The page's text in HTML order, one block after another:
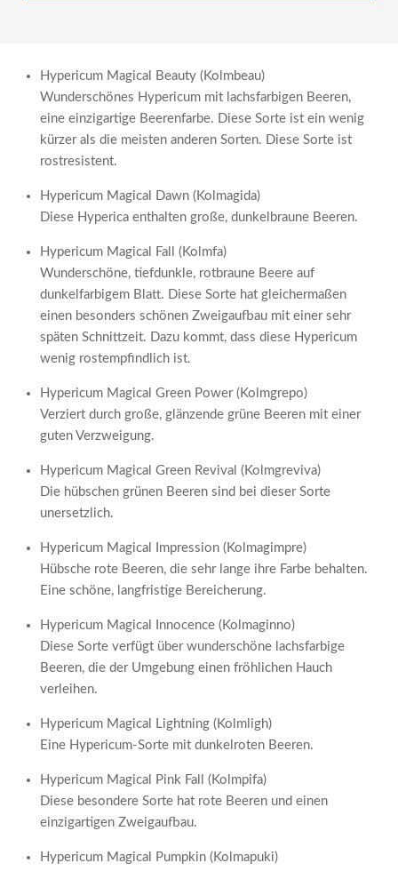
Hypericum Magical Beauty (Kolmbeau)
Wunderschönes Hypericum mit lachsfarbigen Beeren,
eine einzigartige Beerenfarbe. Diese Sorte ist ein wenig
kürzer als die meisten anderen Sorten. Diese Sorte ist
rostresistent.
Hypericum Magical Dawn (Kolmagida)
Diese Hyperica enthalten große, dunkelbraune Beeren.
Hypericum Magical Fall (Kolmfa)
Wunderschöne, tiefdunkle, rotbraune Beere auf
dunkelfarbigem Blatt. Diese Sorte hat gleichermaßen
einen besonders schönen Zweigaufbau mit einer sehr
späten Schnittzeit. Dazu kommt, dass diese Hypericum
wenig rostempfindlich ist.
Hypericum Magical Green Power (Kolmgrepo)
Verziert durch große, glänzende grüne Beeren mit einer
guten Verzweigung.
Hypericum Magical Green Revival (Kolmgreviva)
Die hübschen grünen Beeren sind bei dieser Sorte
unersetzlich.
Hypericum Magical Impression (Kolmagimpre)
Hübsche rote Beeren, die sehr lange ihre Farbe behalten.
Eine schöne, langfristige Bereicherung.
Hypericum Magical Innocence (Kolmaginno)
Diese Sorte verfügt über wunderschöne lachsfarbige
Beeren, die der Umgebung einen fröhlichen Hauch
verleihen.
Hypericum Magical Lightning (Kolmligh)
Eine Hypericum-Sorte mit dunkelroten Beeren.
Hypericum Magical Pink Fall (Kolmpifa)
Diese besondere Sorte hat rote Beeren und einen
einzigartigen Zweigaufbau.
Hypericum Magical Pumpkin (Kolmapuki)